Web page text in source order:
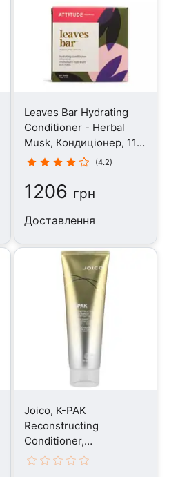
Leaves Bar Hydrating
Conditioner - Herbal
Musk, Кондиціонер, 113
г
(4.2)
1206 грн
Доставлення
Joico, K-PAK
Reconstructing
Conditioner,
Кондиціонер, 250 мл